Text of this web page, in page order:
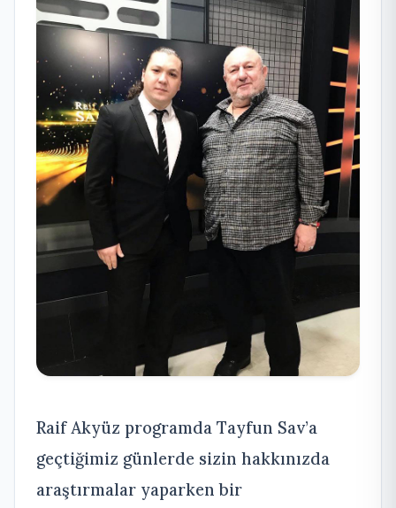
Raif Akyüz programda Tayfun Sav’a
geçtiğimiz günlerde sizin hakkınızda
araştırmalar yaparken bir